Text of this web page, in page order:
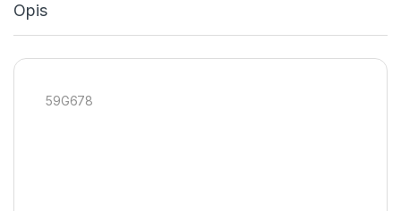
Opis
59G678